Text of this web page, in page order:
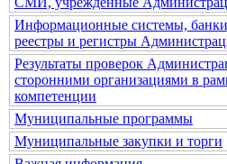
Информационные системы,
реестры и регистры
Результаты проверок
сторонними организациями в
компетенции
Муниципальные программы
Муниципальные закупки и торги